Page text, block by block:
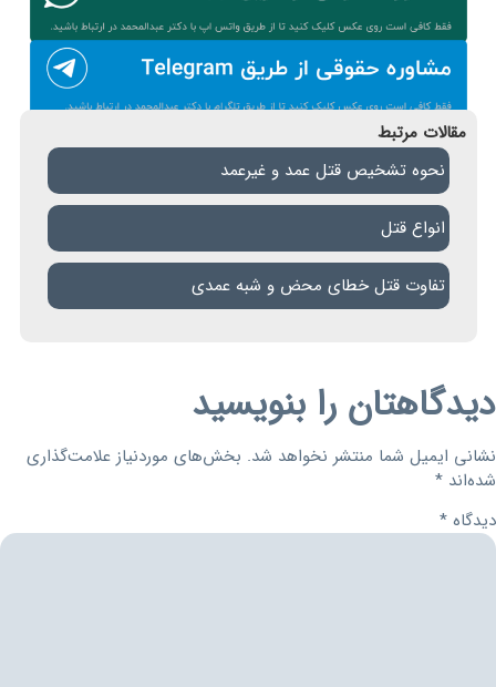
مقالات مرتبط
نحوه تشخیص قتل عمد و غیرعمد
انواع قتل
تفاوت قتل خطای محض و شبه عمدی
دیدگاهتان را بنویسید
نشانی ایمیل شما منتشر نخواهد شد. بخش‌های موردنیاز علامت‌گذاری
شده‌اند *
دیدگاه *